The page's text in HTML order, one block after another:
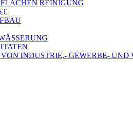
REINIGUNG
INDUSTRIE,- GEWERBE- UND